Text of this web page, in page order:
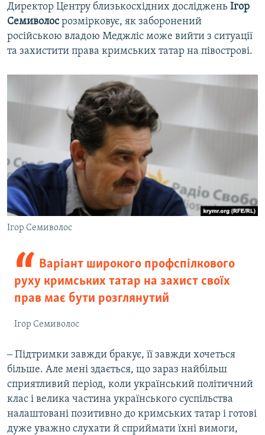
Директор Центру близькосхідних досліджень Ігор
Семиволосрозмірковує, як заборонений
російською владою Меджліс може вийти з ситуації
та захистити права кримських татар на півострові.
Ігор Семиволос
Варіант широкого профспілкового
руху кримських татар на захист своїх
прав має бути розглянутий
Ігор Семиволос
‒ Підтримки завжди бракує, її завжди хочеться
більше. Але мені здається, що зараз найбільш
сприятливий період, коли український політичний
клас і велика частина українського суспільства
налаштовані позитивно до кримських татар і готові
дуже уважно слухати й сприймати їхні вимоги,